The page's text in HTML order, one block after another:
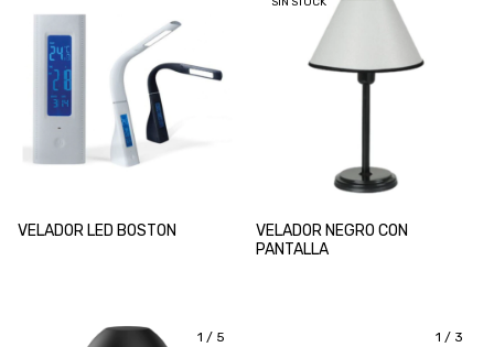
VELADOR LED BOSTON
VELADOR NEGRO CON
PANTALLA
1 / 5 1 / 3